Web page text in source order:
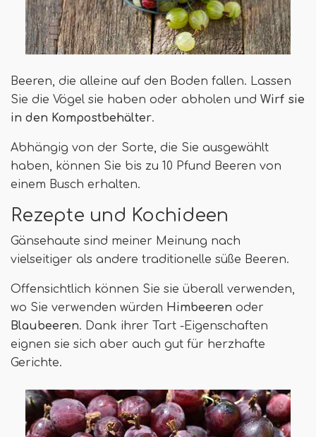
Beeren, die alleine auf den Boden fallen. Lassen
Sie die Vögel sie haben oder abholen und Wirf sie
in den Kompostbehälter.
Abhängig von der Sorte, die Sie ausgewählt
haben, können Sie bis zu 10 Pfund Beeren von
einem Busch erhalten.
Rezepte und Kochideen
Gänsehaute sind meiner Meinung nach
vielseitiger als andere traditionelle süße Beeren.
Offensichtlich können Sie sie überall verwenden,
wo Sie verwenden würden Himbeeren oder
Blaubeeren. Dank ihrer Tart -Eigenschaften
eignen sie sich aber auch gut für herzhafte
Gerichte.